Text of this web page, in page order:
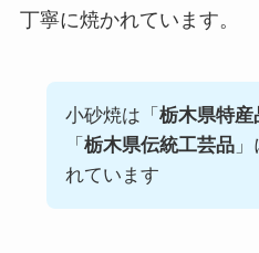
丁寧に焼かれています。
小砂焼は「 栃木県特産
「 栃木県伝統工芸品」
れています